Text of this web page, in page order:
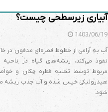
آبیاری زیرسطحی چیست؟
1403/06/19
آب به آرامی از خطوط قطره‌ای مدفون در
نفوذ می‌کند، ریشه‌های گیاه در
مربوط توسط تخلیه قطره چکان و
هیدرولیکی خیس شده و آب جذب ریشه
شود.